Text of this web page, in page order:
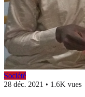
Société
28 déc. 2021 • 1.6K vues